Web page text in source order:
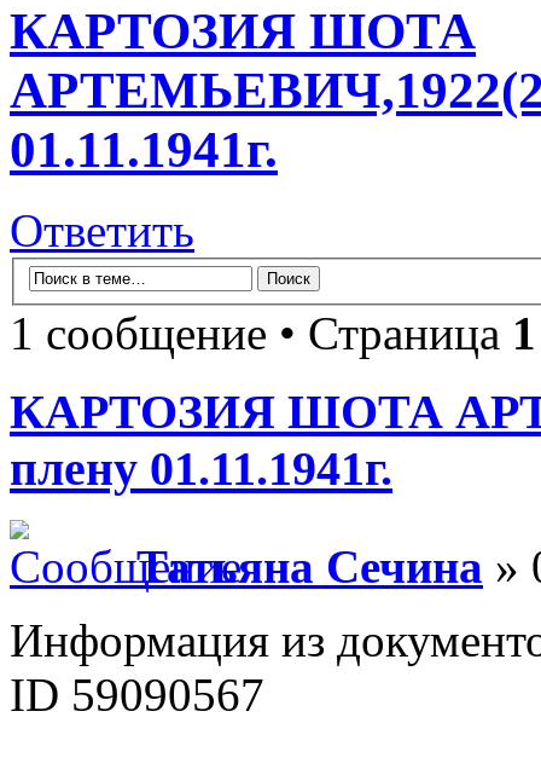
КАРТОЗИЯ ШОТА
01.11.1941г.
Ответить
1 сообщение • Страница 1
КАРТОЗИЯ ШОТА
плену 01.11.1941г.
Татьяна Сечина »
Информация из
ID 59090567